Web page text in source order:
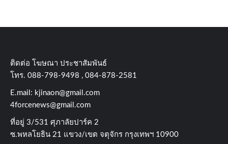
ติดต่อ​ โฆษณา​ ประชาสัมพันธ์
โทร​. 088-798-9498 , 084-878-2581
E.mail: kjinaon@gmail.com
4forcenews@gmail.com
ที่อยู่​ 3/531​ ศุภาลัยปาร์ค​ 2
ซ.พหลโยธิน​ 21​ แขวง/เขต​ จตุจักร​ กรุงเทพฯ 10900